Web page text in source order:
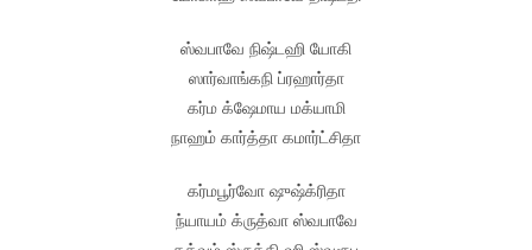
ஸ்வபாவே நிஷ்டஹி யோகி
ஸார்வாங்கநி ப்ரஹார்தா
கர்ம க்ஷேமாய மக்யாமி
நாஹம் கார்த்தா கமார்ட்சிதா
கர்மபூர்வோ ஷுஷ்க்ரிதா
ந்யாயம் க்ருத்வா ஸ்வபாவே